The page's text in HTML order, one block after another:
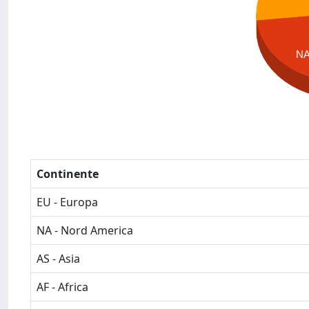
Continente
EU - Europa
NA - Nord America
AS - Asia
AF - Africa